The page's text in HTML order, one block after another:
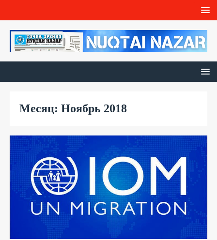
Месяц: Ноябрь 2018